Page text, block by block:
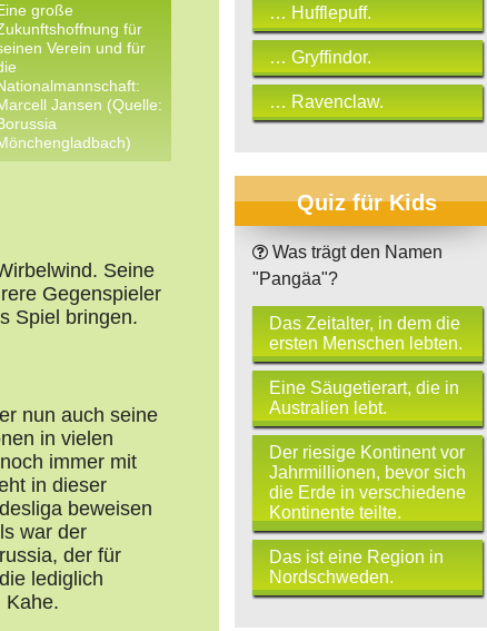
große
für
Verein und für
Jansen (Quelle:
Seine
Gegenspieler
Spiel bringen.
nun auch seine
in vielen
immer mit
in dieser
beweisen
war der
der für
lediglich
Kahe.
… Hufflepuff.
… Gryffindor.
… Ravenclaw.
Quiz für Kids
Was trägt den Namen
"Pangäa"?
Das Zeitalter, in dem die
ersten Menschen lebten.
Eine Säugetierart, die in
Australien lebt.
Der riesige Kontinent vor
Jahrmillionen, bevor sich
die Erde in verschiedene
Kontinente teilte.
Das ist eine Region in
Nordschweden.